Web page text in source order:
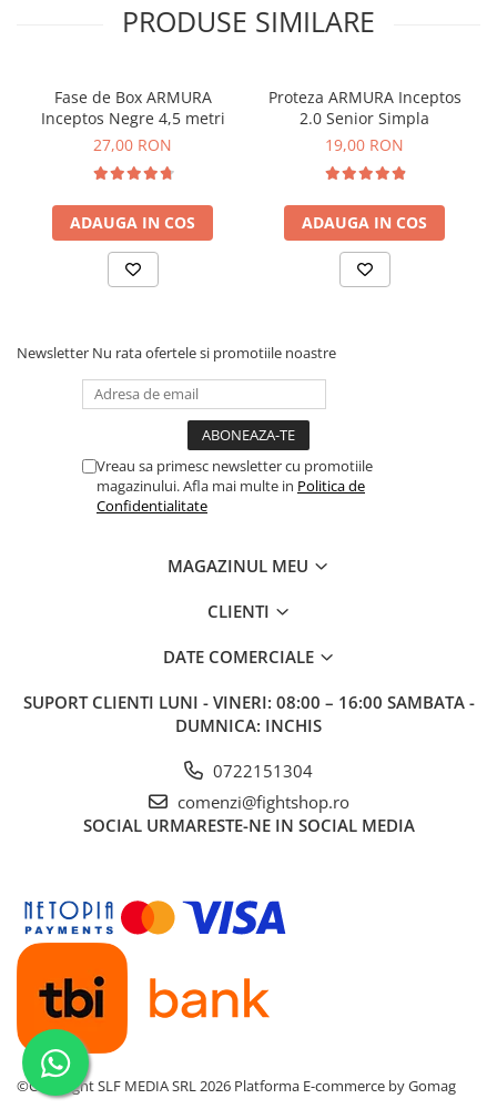
PRODUSE SIMILARE
Fase de Box ARMURA
Inceptos Negre 4,5 metri
27,00 RON
ADAUGA IN COS
Proteza ARMURA Inceptos
2.0 Senior Simpla
19,00 RON
ADAUGA IN COS
Newsletter Nu rata ofertele si promotiile noastre
Vreau sa primesc newsletter cu promotiile
magazinului. Afla mai multe in Politica de
Confidentialitate
MAGAZINUL MEU
CLIENTI
DATE COMERCIALE
SUPORT CLIENTI LUNI - VINERI: 08:00 – 16:00 SAMBATA -
DUMNICA: INCHIS
0722151304
comenzi@fightshop.ro
SOCIAL URMARESTE-NE IN SOCIAL MEDIA
©Copyright SLF MEDIA SRL 2026 Platforma E-commerce by Gomag